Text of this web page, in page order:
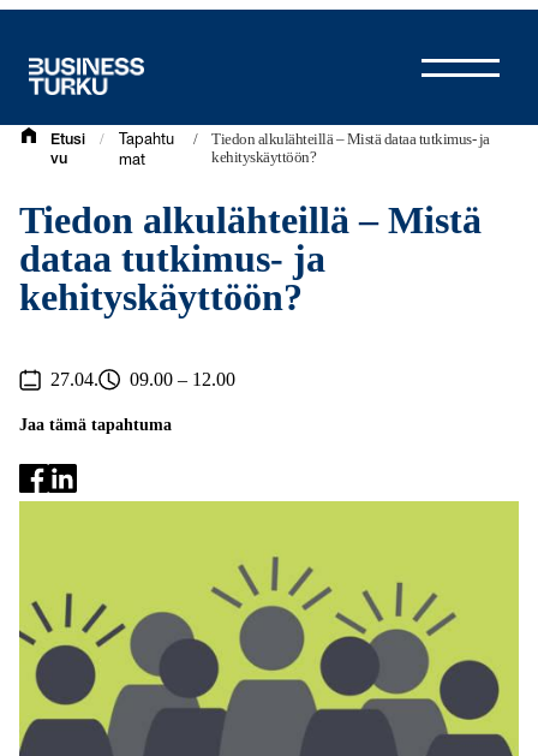
Etusi
vu
/
Tapahtu
mat
/
Tiedon alkulähteillä – Mistä dataa tutkimus- ja
kehityskäyttöön?
Tiedon alkulähteillä – Mistä
dataa tutkimus- ja
kehityskäyttöön?
27.04. 09.00 – 12.00
Jaa tämä tapahtuma